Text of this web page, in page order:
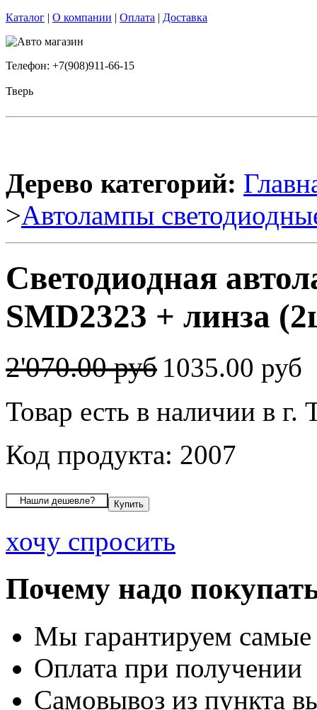
Каталог | О компании | Оплата | Доставка
Телефон: +7(908)911-66-15
Тверь
Дерево категорий:
>Автолампы
Светодиодная
SMD2323 + линза
2'070.00 руб 1035.00 руб
Товар есть в наличии в г.
Код продукта: 2007
хочу спросить
Почему надо
Мы гарантируем
Оплата при получении
Самовывоз из пункта